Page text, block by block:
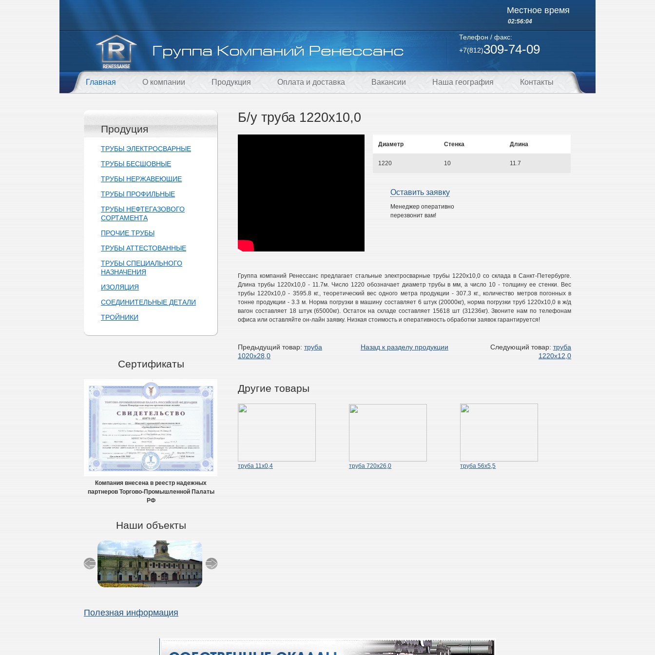
Местное время
02:56:05
Телефон / факс:
+7(812)309-74-09
Главная О компании Продукция Оплата и доставка Вакансии Наша география Контакты
Продуция
ТРУБЫ ЭЛЕКТРОСВАРНЫЕ
ТРУБЫ БЕСШОВНЫЕ
ТРУБЫ НЕРЖАВЕЮЩИЕ
ТРУБЫ ПРОФИЛЬНЫЕ
ТРУБЫ НЕФТЕГАЗОВОГО
СОРТАМЕНТА
ПРОЧИЕ ТРУБЫ
ТРУБЫ АТТЕСТОВАННЫЕ
ТРУБЫ СПЕЦИАЛЬНОГО
НАЗНАЧЕНИЯ
ИЗОЛЯЦИЯ
СОЕДИНИТЕЛЬНЫЕ ДЕТАЛИ
ТРОЙНИКИ
Сертификаты
Компания внесена в реестр надежных
партнеров Торгово-Промышленной Палаты
РФ
Наши объекты
Полезная информация
Б/у труба 1220х10,0
Диаметр Стенка Длина
1220 10 11.7
Оставить заявку
Менеджер оперативно
перезвонит вам!
Группа компаний Ренессанс предлагает стальные электросварные трубы 1220х10,0 со склада в Санкт-Петербурге.
Длина трубы 1220х10,0 - 11.7м. Число 1220 обозначает диаметр трубы в мм, а число 10 - толщину ее стенки. Вес
трубы 1220х10,0 - 3595.8 кг., теоретический вес одного метра продукции - 307.3 кг., количество метров погонных в
тонне продукции - 3.3 м. Норма погрузки в машину составляет 6 штук (20000кг), норма погрузки труб 1220х10,0 в ж/д
вагон составляет 18 штук (65000кг). Остаток на складе составляет 15618 шт (31236кг). Звоните нам по телефонам
офиса или оставляйте он-лайн заявку. Низкая стоимость и оперативность обработки заявок гарантируется!
Предыдущий товар: труба
1020х28,0
Назад к разделу продукции Следующий товар: труба
1220х12,0
Другие товары
труба 11х0,4 труба 720х26,0 труба 56х5,5